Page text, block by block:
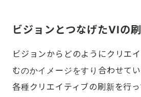
ビジョンとつなげたVIの
ビジョンからどのようにクリエ
むのかイメージをすり合わせて
各種クリエイティブの刷新を行